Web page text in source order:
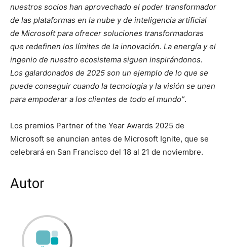
nuestros socios han aprovechado el poder transformador
de las plataformas en la nube y de inteligencia artificial
de Microsoft para ofrecer soluciones transformadoras
que redefinen los límites de la innovación. La energía y el
ingenio de nuestro ecosistema siguen inspirándonos.
Los galardonados de 2025 son un ejemplo de lo que se
puede conseguir cuando la tecnología y la visión se unen
para empoderar a los clientes de todo el mundo”.
Los premios Partner of the Year Awards 2025 de
Microsoft se anuncian antes de Microsoft Ignite, que se
celebrará en San Francisco del 18 al 21 de noviembre.
Autor